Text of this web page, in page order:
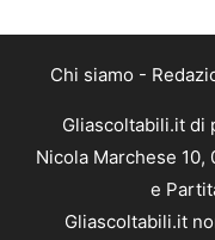
Chi siamo -
Gliascoltabili.it di
Nicola Marchese 10,
e
Gliascoltabili.it